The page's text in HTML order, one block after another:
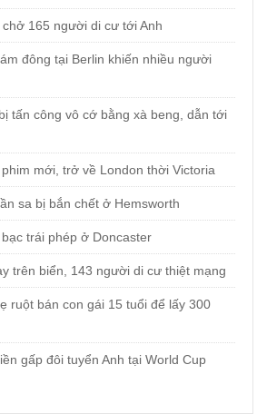
165 người di cư tới Anh
đông tại Berlin khiến nhiều người
tấn công vô cớ bằng xà beng, dẫn tới
mới, trở về London thời Victoria
sa bị bắn chết ở Hemsworth
trái phép ở Doncaster
trên biển, 143 người di cư thiệt mạng
ruột bán con gái 15 tuổi để lấy 300
gấp đôi tuyển Anh tại World Cup